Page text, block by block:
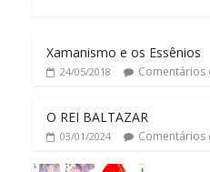
Xamanismo e os Essênios
24/05/2018 Comentários
O REI BALTAZAR
03/01/2024 Comentários